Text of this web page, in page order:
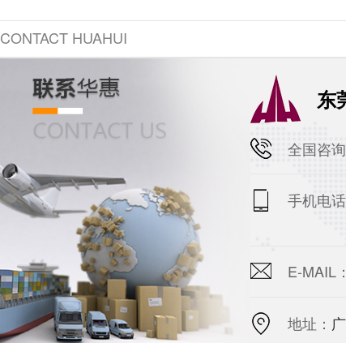
CONTACT HUAHUI
东
全国咨
手机电话
E-MAIL：
地址：